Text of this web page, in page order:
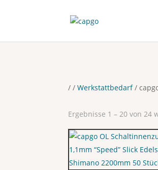
//Werkstattbedarf/
Ergebnisse 1 – 20 von 24